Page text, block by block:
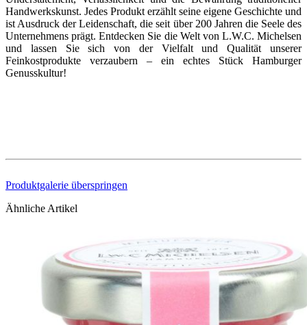
Handwerkskunst. Jedes Produkt erzählt seine eigene Geschichte und
ist Ausdruck der Leidenschaft, die seit über 200 Jahren die Seele des
Unternehmens prägt. Entdecken Sie die Welt von L.W.C. Michelsen
und lassen Sie sich von der Vielfalt und Qualität unserer
Feinkostprodukte verzaubern – ein echtes Stück Hamburger
Genusskultur!
Produktgalerie überspringen
Ähnliche Artikel